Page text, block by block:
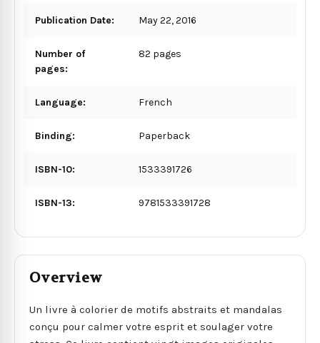
Publication Date: May 22, 2016
Number of
pages:
82 pages
Language: French
Binding: Paperback
ISBN-10: 1533391726
ISBN-13: 9781533391728
Overview
Un livre à colorier de motifs abstraits et mandalas
conçu pour calmer votre esprit et soulager votre